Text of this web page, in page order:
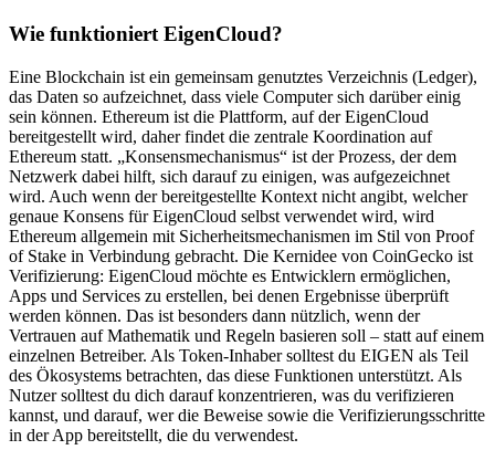
Wie funktioniert EigenCloud?
Eine Blockchain ist ein gemeinsam genutztes Verzeichnis (Ledger),
das Daten so aufzeichnet, dass viele Computer sich darüber einig
sein können. Ethereum ist die Plattform, auf der EigenCloud
bereitgestellt wird, daher findet die zentrale Koordination auf
Ethereum statt. „Konsensmechanismus“ ist der Prozess, der dem
Netzwerk dabei hilft, sich darauf zu einigen, was aufgezeichnet
wird. Auch wenn der bereitgestellte Kontext nicht angibt, welcher
genaue Konsens für EigenCloud selbst verwendet wird, wird
Ethereum allgemein mit Sicherheitsmechanismen im Stil von Proof
of Stake in Verbindung gebracht. Die Kernidee von CoinGecko ist
Verifizierung: EigenCloud möchte es Entwicklern ermöglichen,
Apps und Services zu erstellen, bei denen Ergebnisse überprüft
werden können. Das ist besonders dann nützlich, wenn der
Vertrauen auf Mathematik und Regeln basieren soll – statt auf einem
einzelnen Betreiber. Als Token-Inhaber solltest du EIGEN als Teil
des Ökosystems betrachten, das diese Funktionen unterstützt. Als
Nutzer solltest du dich darauf konzentrieren, was du verifizieren
kannst, und darauf, wer die Beweise sowie die Verifizierungsschritte
in der App bereitstellt, die du verwendest.